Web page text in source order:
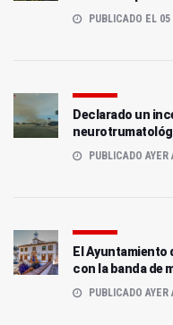
PUBLICADO EL
Declarado un
PUBLICADO
El Ayuntamiento
con la banda de
PUBLICADO